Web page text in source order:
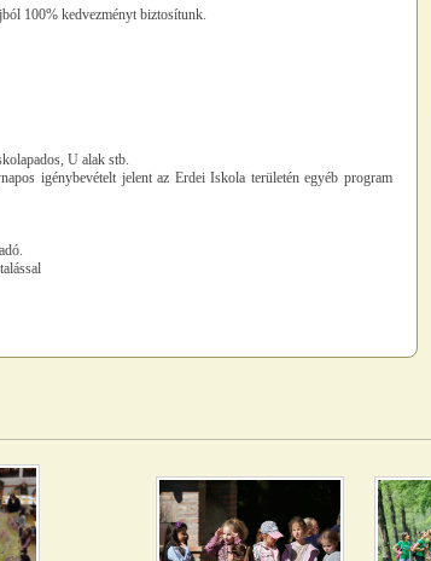
100% kedvezményt biztosítunk.
U alak stb.
igénybevételt jelent az Erdei Iskola területén egyéb program